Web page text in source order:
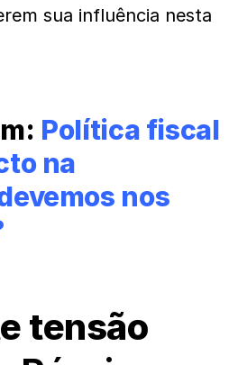
sua influência nesta
Política fiscal
na
nos
tensão